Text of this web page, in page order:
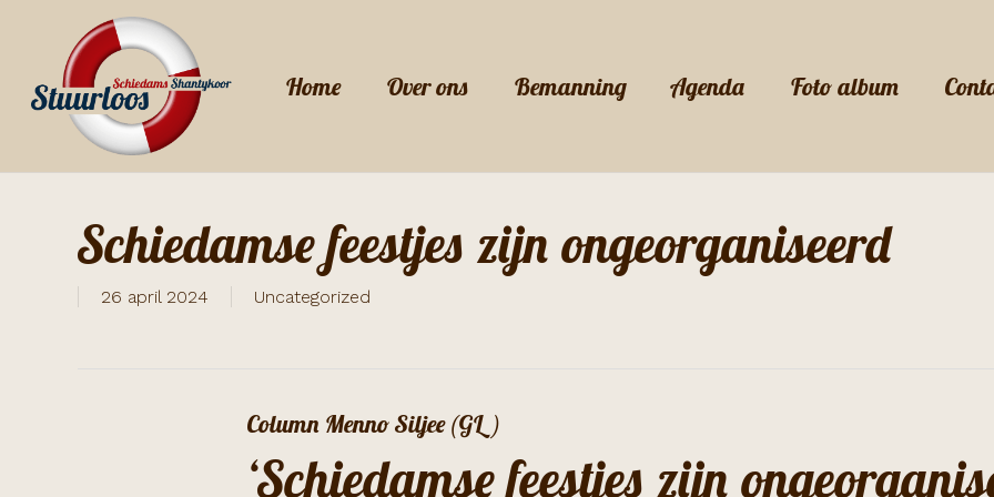
main
content
Home Over ons Bemanning Agenda Foto album
Schiedamse feestjes zijn ongeorganiseerd
26 april 2024 Uncategorized
Column Menno Siljee (GL)
‘Schiedamse feestjes zijn